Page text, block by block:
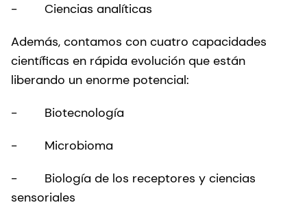
- Ciencias analíticas
Además, contamos con cuatro capacidades
científicas en rápida evolución que están
liberando un enorme potencial:
- Biotecnología
- Microbioma
- Biología de los receptores y ciencias
sensoriales